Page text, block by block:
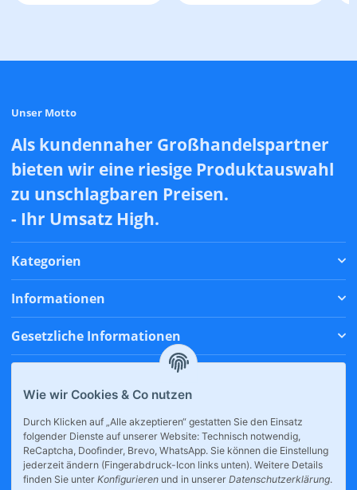
Unser Motto
Als kundennaher Großhandelspartner
bieten wir eine riesige Produktauswahl
zu unschlagbaren Preisen.
- Ihr Umsatz High.
Kategorien
Informationen
Gesetzliche Informationen
* Alle Preise inkl. gesetzlicher USt., zzgl.Versand
Wie wir Cookies & Co nutzen
Durch Klicken auf „Alle akzeptieren“ gestatten Sie den Einsatz
folgender Dienste auf unserer Website: Technisch notwendig,
ReCaptcha, Doofinder, Brevo, WhatsApp. Sie können die Einstellung
jederzeit ändern (Fingerabdruck-Icon links unten). Weitere Details
finden Sie unter Konfigurieren und in unserer Datenschutzerklärung.